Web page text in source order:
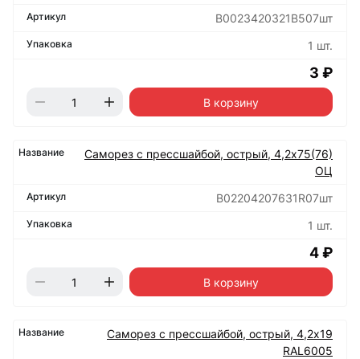
B0023420321B507шт
1 шт.
3 ₽
В корзину
Саморез с прессшайбой, острый, 4,2х75(76)
ОЦ
B02204207631R07шт
1 шт.
4 ₽
В корзину
Саморез с прессшайбой, острый, 4,2х19
RAL6005